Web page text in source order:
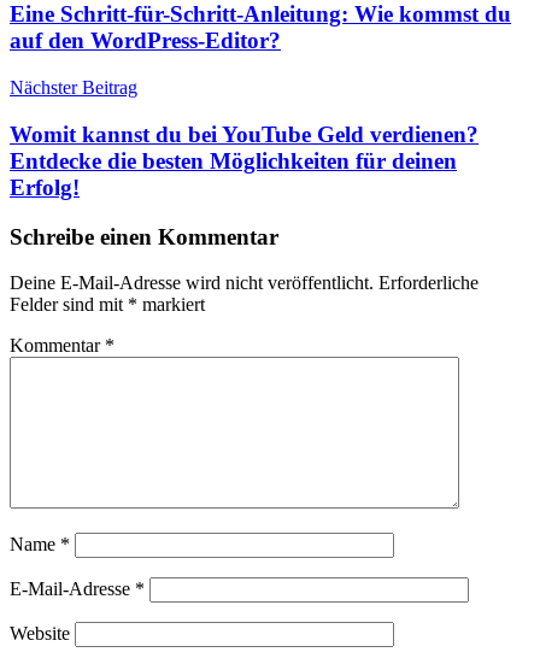
Eine Schritt-für-Schritt-Anleitung: Wie kommst du
auf den WordPress-Editor?
Nächster Beitrag
Womit kannst du bei YouTube Geld verdienen?
Entdecke die besten Möglichkeiten für deinen
Erfolg!
Schreibe einen Kommentar
Deine E-Mail-Adresse wird nicht veröffentlicht. Erforderliche
Felder sind mit * markiert
Kommentar *
Name *
E-Mail-Adresse *
Website